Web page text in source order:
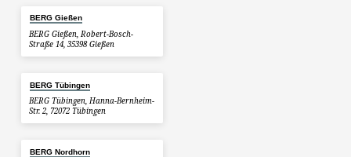
BERG Gießen
BERG Gießen, Robert-Bosch-
Straße 14, 35398 Gießen
BERG Tübingen
BERG Tübingen, Hanna-Bernheim-
Str. 2, 72072 Tübingen
BERG Nordhorn